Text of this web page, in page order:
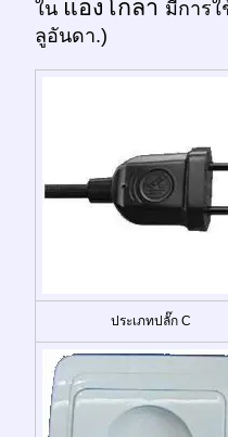
ใน แองโกลา มีการ
ลูอันดา.)
ประเภทปลั๊ก C